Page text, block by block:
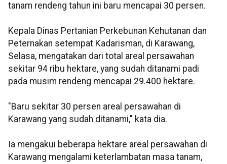
tanam rendeng tahun ini baru mencapai 30 persen.
Kepala Dinas Pertanian Perkebunan Kehutanan dan
Peternakan setempat Kadarisman, di Karawang,
Selasa, mengatakan dari total areal persawahan
sekitar 94 ribu hektare, yang sudah ditanami padi
pada musim rendeng mencapai 29.400 hektare.
"Baru sekitar 30 persen areal persawahan di
Karawang yang sudah ditanami," kata dia.
Ia mengakui beberapa hektare areal persawahan di
Karawang mengalami keterlambatan masa tanam,